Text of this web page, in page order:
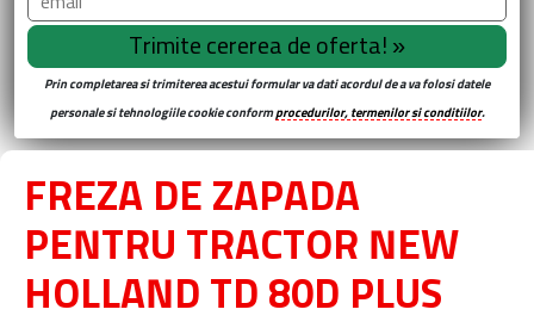
Prin completarea si trimiterea acestui formular va dati acordul de a va folosi datele
personale si tehnologiile cookie conformprocedurilor, termenilor si conditiilor.
FREZA DE ZAPADA
PENTRU TRACTOR NEW
HOLLAND TD 80D PLUS